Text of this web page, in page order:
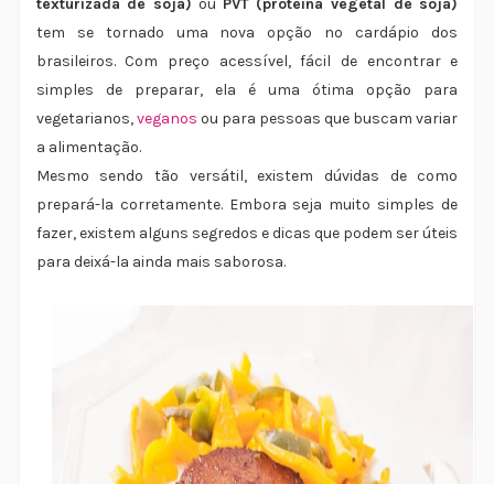
texturizada de soja) ou PVT (proteína vegetal de soja)
tem se tornado uma nova opção no cardápio dos
brasileiros. Com preço acessível, fácil de encontrar e
simples de preparar, ela é uma ótima opção para
vegetarianos,veganos ou para pessoas que buscam variar
a alimentação.
Mesmo sendo tão versátil, existem dúvidas de como
prepará-la corretamente. Embora seja muito simples de
fazer, existem alguns segredos e dicas que podem ser úteis
para deixá-la ainda mais saborosa.